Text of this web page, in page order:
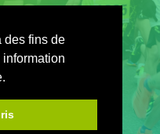
des fins de